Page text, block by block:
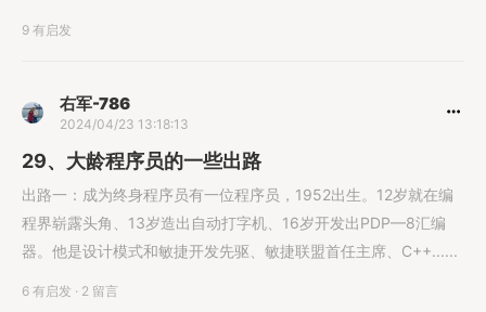
9 有启发
右军-786
2024/04/23 13:18:13
29、大龄程序员的一些出路
出路一：成为终身程序员有一位程序员，1952出生。12岁就在编
程界崭露头角、13岁造出自动打字机、16岁开发出PDP—8汇编
器。他是设计模式和敏捷开发先驱、敏捷联盟首任主席、C++......
6 有启发 · 2 留言